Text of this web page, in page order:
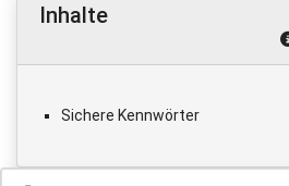
Inhalte
Sichere Kennwörter